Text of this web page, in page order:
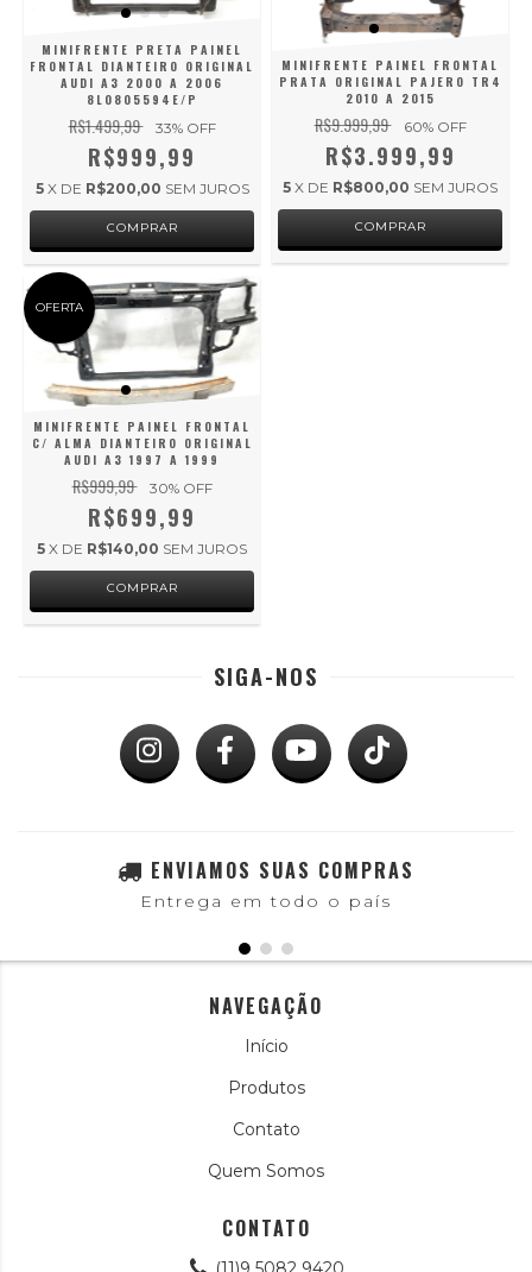
MINIFRENTE PRETA PAINEL
FRONTAL DIANTEIRO ORIGINAL
AUDI A3 2000 A 2006
8L0805594E/P
R$1.499,99 33% OFF
R$999,99
5 X DE R$200,00 SEM JUROS
MINIFRENTE PAINEL FRONTAL
PRATA ORIGINAL PAJERO TR4
2010 A 2015
R$9.999,99 60% OFF
R$3.999,99
5 X DE R$800,00 SEM JUROS
OFERTA
MINIFRENTE PAINEL FRONTAL
C/ ALMA DIANTEIRO ORIGINAL
AUDI A3 1997 A 1999
R$999,99 30% OFF
R$699,99
5 X DE R$140,00 SEM JUROS
SIGA-NOS
ENVIAMOS SUAS COMPRAS
Entrega em todo o país
NAVEGAÇÃO
Início
Produtos
Contato
Quem Somos
CONTATO